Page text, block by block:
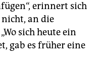
erinnert sich
nicht, an die
sich heute ein
gab es früher eine